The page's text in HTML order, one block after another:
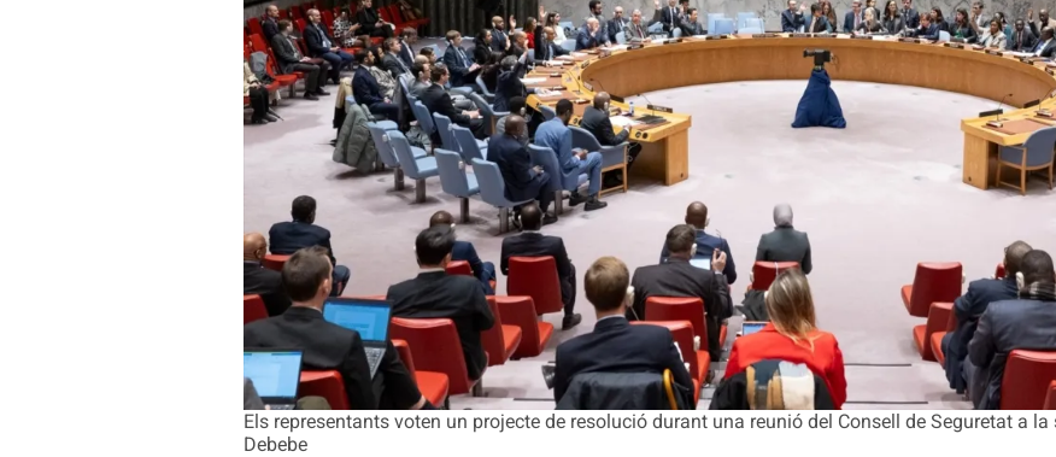
Els representants voten un projecte de resolució durant una reunió del Consell de Seguretat a la
Debebe